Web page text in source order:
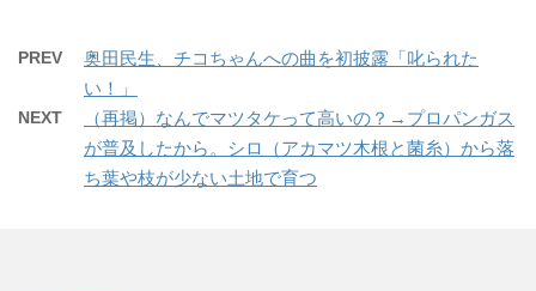
PREV
奥田民生、チコちゃんへの曲を初披露「叱られた
い！」
NEXT
（再掲）なんでマツタケって高いの？→プロパンガス
が普及したから。シロ（アカマツ木根と菌糸）から落
ち葉や枝が少ない土地で育つ